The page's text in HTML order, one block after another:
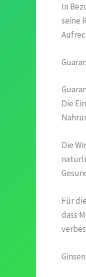
In
seine
Die
Die
Für
dass